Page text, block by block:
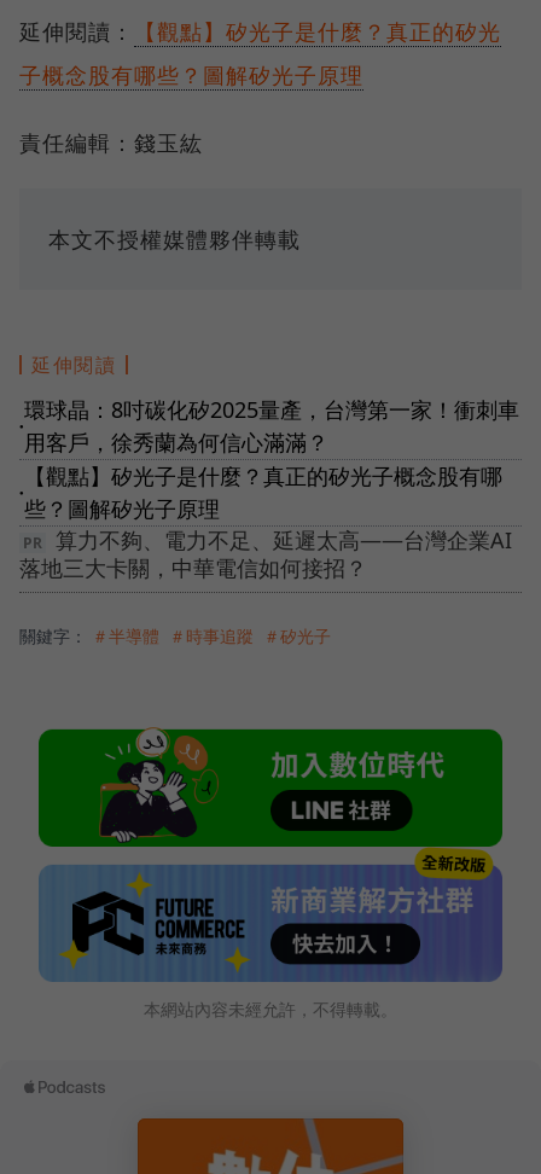
延伸閱讀：
【觀點】矽光子是什麼？真正的矽光
子概念股有哪些？圖解矽光子原理
責任編輯：錢玉紘
本文不授權媒體夥伴轉載
延伸閱讀
●
環球晶：8吋碳化矽2025量產，台灣第一家！衝刺車
用客戶，徐秀蘭為何信心滿滿？
●
【觀點】矽光子是什麼？真正的矽光子概念股有哪
些？圖解矽光子原理
算力不夠、電力不足、延遲太高——台灣企業AI
落地三大卡關，中華電信如何接招？
關鍵字： ＃半導體 ＃時事追蹤 ＃矽光子
本網站內容未經允許，不得轉載。